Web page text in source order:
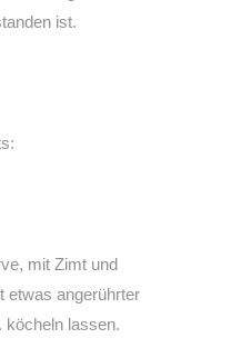
ist.
mit Zimt und
etwas angerührter
köcheln lassen.